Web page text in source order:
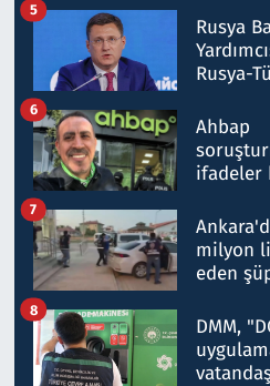
Rusya
Rusya-
nitelikte
belirtti
5
Ahbap
ifadeler
çıkan
6
milyon
eden
7
DMM,
8